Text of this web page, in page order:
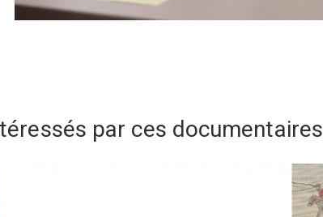
par ces documentaires